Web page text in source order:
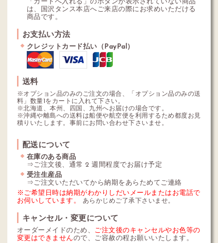
「カートへ入れる」のボタンが表示されていない商品
は、国沢タンス本店へご来店の際にお求めいただける
商品です。
お支払い方法
クレジットカード払い（PayPal）
送料
※オプション品のみのご注文の場合、「オプション品のみの送
料」数量1をカートに入れて下さい。
※北海道、本州、四国、九州へお届けの場合です。
※沖縄や離島への送料は船便や航空便を利用するため都度お見
積りいたします。事前にお問い合わせ下さいませ。
配送について
在庫のある商品
⇒ご注文後、通常 2 週間程度でお届け予定
受注生産品
⇒ご注文いただいてから納期をあらためてご連絡
※ご希望日時は納期がわかりしだいメールまたはお電話で
お伺いしています。
あらかじめご了承下さいませ。
キャンセル・変更について
オーダーメイドのため、 ご注文後のキャンセルやお色等の
変更はできませんので、ご容赦の程お願いいたします。